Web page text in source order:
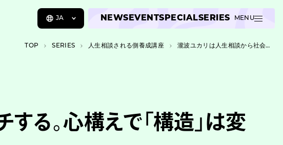
JA
JA
NEWS EVENTSPECIALSERIES MENU
TOP SERIES 人生相談される側養成講座 瀧波ユカリは人生相談から社会にアプローチする。心構えで「構造」は変えられない
る。心構えで「構造」は変